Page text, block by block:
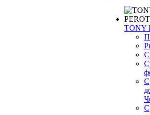
TONY